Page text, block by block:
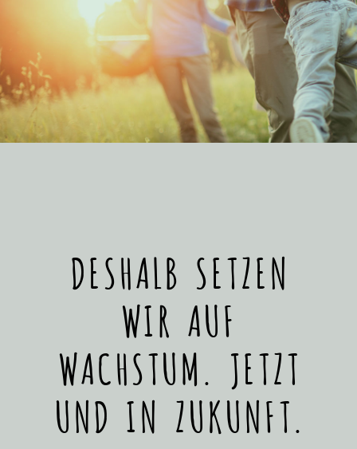
DESHALB SETZEN
WIR AUF
WACHSTUM. JETZT
UND IN ZUKUNFT.